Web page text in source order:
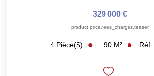
329 000 €
product.price.fees_charges.teaser
4 Pièce(s) 90 M² Réf :